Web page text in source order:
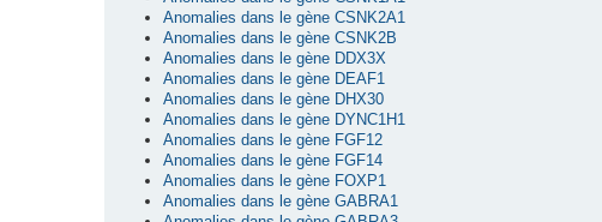
Anomalies dans le gène CSNK2A1
Anomalies dans le gène CSNK2B
Anomalies dans le gène DDX3X
Anomalies dans le gène DEAF1
Anomalies dans le gène DHX30
Anomalies dans le gène DYNC1H1
Anomalies dans le gène FGF12
Anomalies dans le gène FGF14
Anomalies dans le gène FOXP1
Anomalies dans le gène GABRA1